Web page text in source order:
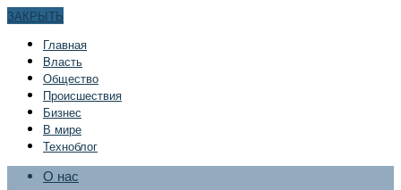
ЗАКРЫТЬ
Главная
Bласть
Общество
Происшествия
Бизнес
В мире
Техноблог
О нас